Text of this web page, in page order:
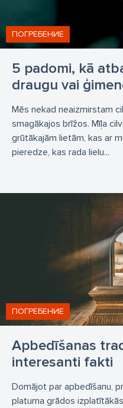
5 padomi, kā
draugu vai
ПОГРЕБЕНИЕ
Mēs nekad neaizmirstam
smagākajos brīžos. Mīļa
grūtākajām lietām, kas ar
pieredze, kas rada lielu...
Apbedīšanas
interesanti fakti
ПОГРЕБЕНИЕ
Domājot par apbedīšanu,
platuma grādos